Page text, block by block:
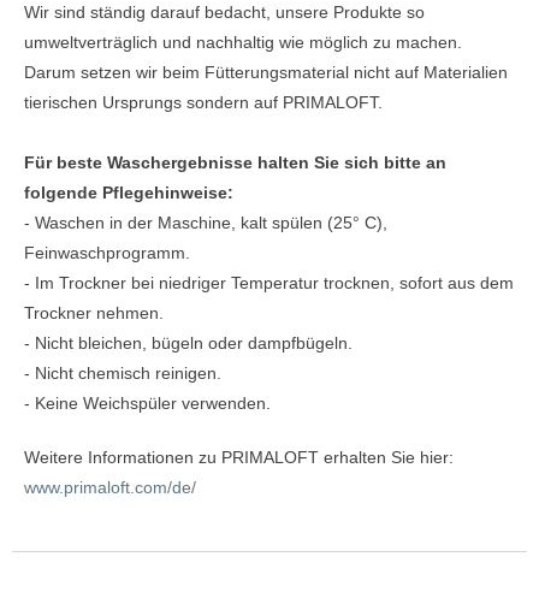
Wir sind ständig darauf bedacht, unsere Produkte so
umweltverträglich und nachhaltig wie möglich zu machen.
Darum setzen wir beim Fütterungsmaterial nicht auf Materialien
tierischen Ursprungs sondern auf PRIMALOFT.
Für beste Waschergebnisse halten Sie sich bitte an
folgende Pflegehinweise:
- Waschen in der Maschine, kalt spülen (25° C),
Feinwaschprogramm.
- Im Trockner bei niedriger Temperatur trocknen, sofort aus dem
Trockner nehmen.
- Nicht bleichen, bügeln oder dampfbügeln.
- Nicht chemisch reinigen.
- Keine Weichspüler verwenden.
Weitere Informationen zu PRIMALOFT erhalten Sie hier:
www.primaloft.com/de/